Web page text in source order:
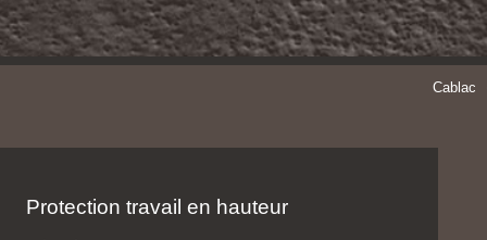
Cablac
Protection travail en hauteur